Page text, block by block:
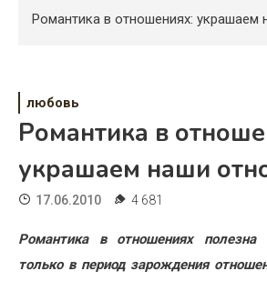
Жизнь
Хобби
Красота
Романтика в отношениях: украшаем
любовь
Романтика в
украшаем наши
17.06.2010 4 681
Романтика в отношениях полезна
только в период зарождения